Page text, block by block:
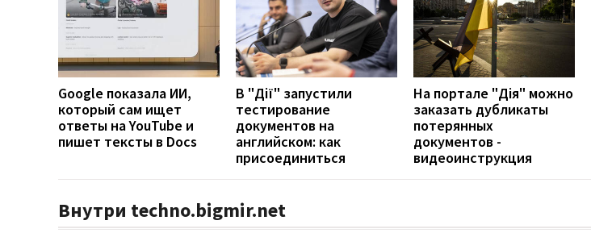
Google показала ИИ,
который сам ищет
ответы на YouTube и
пишет тексты в Docs
В "Дії" запустили
тестирование
документов на
английском: как
присоединиться
На портале "Дія" можно
заказать дубликаты
потерянных
документов -
видеоинструкция
Внутри techno.bigmir.net